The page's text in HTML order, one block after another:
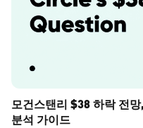
모건스탠리 $38 하락 전
분석 가이드